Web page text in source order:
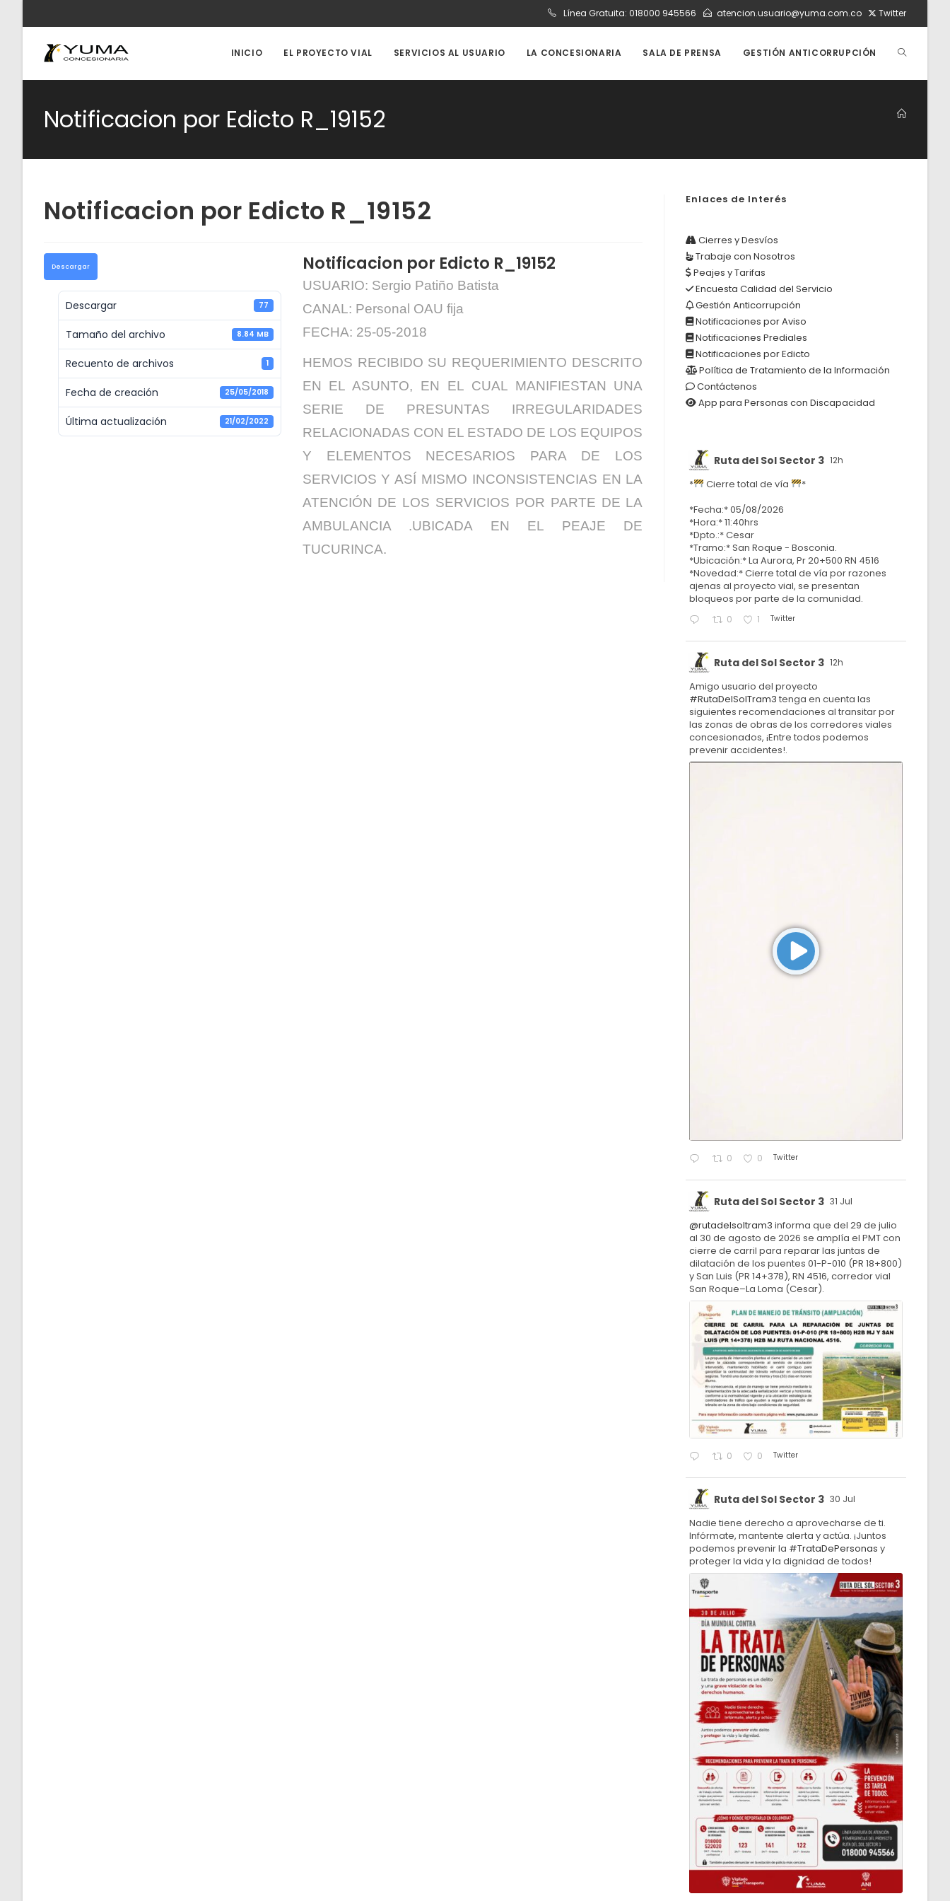
contenido
Línea Gratuita: 018000 945566 atencion.usuario@yuma.com.co Twitter
INICIO EL PROYECTO VIAL SERVICIOS AL USUARIO LA CONCESIONARIA SALA DE PRENSA GESTIÓN ANTICORRUPCIÓN ALTERNAR
BÚSQUEDA
DE
Notificacion por Edicto R_19152
Notificacion por Edicto R_19152
Descargar
Descargar 77
Tamaño del archivo 8.84 MB
Recuento de archivos 1
Fecha de creación 25/05/2018
Última actualización 21/02/2022
Notificacion por Edicto R_19152
USUARIO: Sergio Patiño Batista
CANAL: Personal OAU fija
FECHA: 25-05-2018
HEMOS RECIBIDO SU REQUERIMIENTO DESCRITO
EN EL ASUNTO, EN EL CUAL MANIFIESTAN UNA
SERIE DE PRESUNTAS IRREGULARIDADES
RELACIONADAS CON EL ESTADO DE LOS EQUIPOS
Y ELEMENTOS NECESARIOS PARA DE LOS
SERVICIOS Y ASÍ MISMO INCONSISTENCIAS EN LA
ATENCIÓN DE LOS SERVICIOS POR PARTE DE LA
AMBULANCIA .UBICADA EN EL PEAJE DE
TUCURINCA.
Enlaces de Interés
Cierres y Desvíos
Trabaje con Nosotros
Peajes y Tarifas
Encuesta Calidad del Servicio
Gestión Anticorrupción
Notificaciones por Aviso
Notificaciones Prediales
Notificaciones por Edicto
Política de Tratamiento de la Información
Contáctenos
App para Personas con Discapacidad
Ruta del Sol Sector 3 12h
* Cierre total de vía
*
*Fecha:* 05/08/2026
*Hora:* 11:40hrs
*Dpto.:* Cesar
*Tramo:* San Roque - Bosconia.
*Ubicación:* La Aurora, Pr 20+500 RN 4516
*Novedad:* Cierre total de vía por razones
ajenas al proyecto vial, se presentan
bloqueos por parte de la comunidad.
0 1 Twitter
Ruta del Sol Sector 3 12h
Amigo usuario del proyecto
#RutaDelSolTram3 tenga en cuenta las
siguientes recomendaciones al transitar por
las zonas de obras de los corredores viales
concesionados, ¡Entre todos podemos
prevenir accidentes!.
0 0 Twitter
Ruta del Sol Sector 3 31 Jul
@rutadelsoltram3 informa que del 29 de julio
al 30 de agosto de 2026 se amplía el PMT con
cierre de carril para reparar las juntas de
dilatación de los puentes 01-P-010 (PR 18+800)
y San Luis (PR 14+378), RN 4516, corredor vial
San Roque–La Loma (Cesar).
0 0 Twitter
Ruta del Sol Sector 3 30 Jul
Nadie tiene derecho a aprovecharse de ti.
Infórmate, mantente alerta y actúa. ¡Juntos
podemos prevenir la #TrataDePersonas y
proteger la vida y la dignidad de todos!